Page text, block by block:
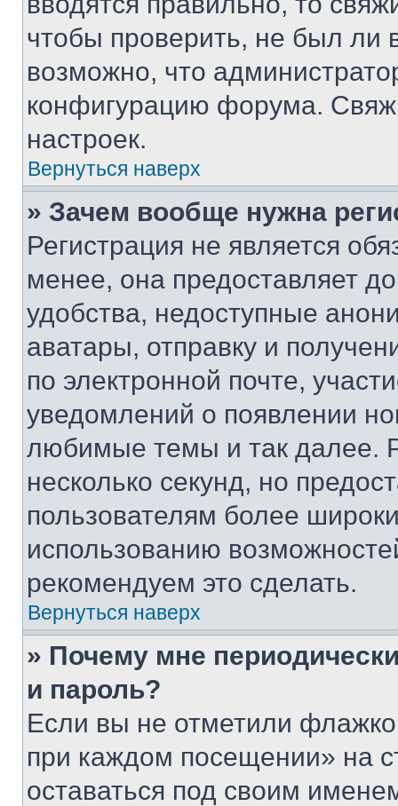
чтобы проверить, не был ли
возможно, что
конфигурацию форума.
настроек.
Вернуться наверх
» Зачем вообще нужна
Регистрация не является
менее, она предоставляет
удобства, недоступные
аватары, отправку и
по электронной почте,
уведомлений о появлении
любимые темы и так далее.
несколько секунд, но
пользователям более
использованию
рекомендуем это сделать.
Вернуться наверх
» Почему мне
и пароль?
Если вы не отметили
при каждом посещении» на
оставаться под своим